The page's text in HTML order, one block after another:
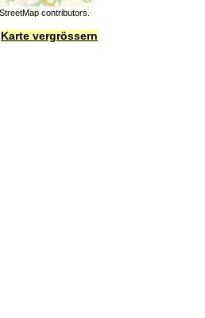
contributors.
Karte vergrössern